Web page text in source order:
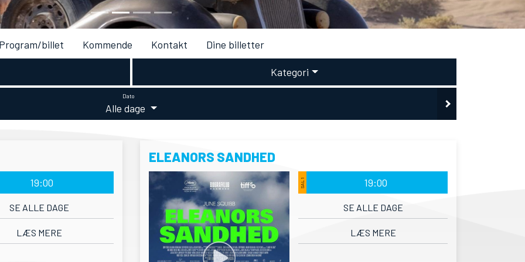
Program/billet Kommende Kontakt Dine billetter
Kategori
Dato
Alle dage
19:00
SE ALLE DAGE
LÆS MERE
ELEANORS SANDHED
SAL 1 19:00
SE ALLE DAGE
LÆS MERE